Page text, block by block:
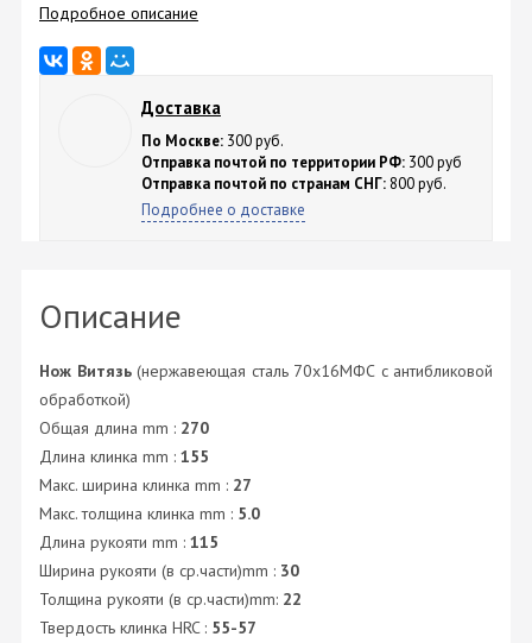
Подробное описание
Доставка
По Москве: 300 руб.
Отправка почтой по территории РФ: 300 руб
Отправка почтой по странам СНГ: 800 руб.
Подробнее о доставке
Описание
Нож Витязь(нержавеющая сталь 70х16МФС с антибликовой
обработкой)
Общая длина mm : 270
Длина клинка mm : 155
Макс. ширина клинка mm : 27
Макс. толщина клинка mm : 5.0
Длина рукояти mm : 115
Ширина рукояти (в ср.части)mm : 30
Толщина рукояти (в ср.части)mm: 22
Твердость клинка HRC : 55-57